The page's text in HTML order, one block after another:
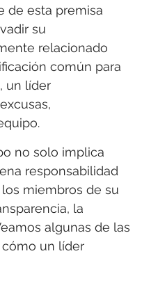
de esta premisa
su
relacionado
común para
un líder
no solo implica
responsabilidad
miembros de su
la
algunas de las
un líder